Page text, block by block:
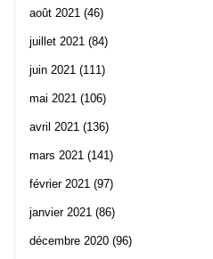
août 2021 (46)
juillet 2021 (84)
juin 2021 (111)
mai 2021 (106)
avril 2021 (136)
mars 2021 (141)
février 2021 (97)
janvier 2021 (86)
décembre 2020 (96)